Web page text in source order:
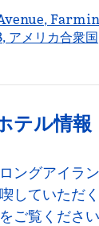
アメリカ合衆国
テル情報
ングアイラ
していただ
ご覧ください